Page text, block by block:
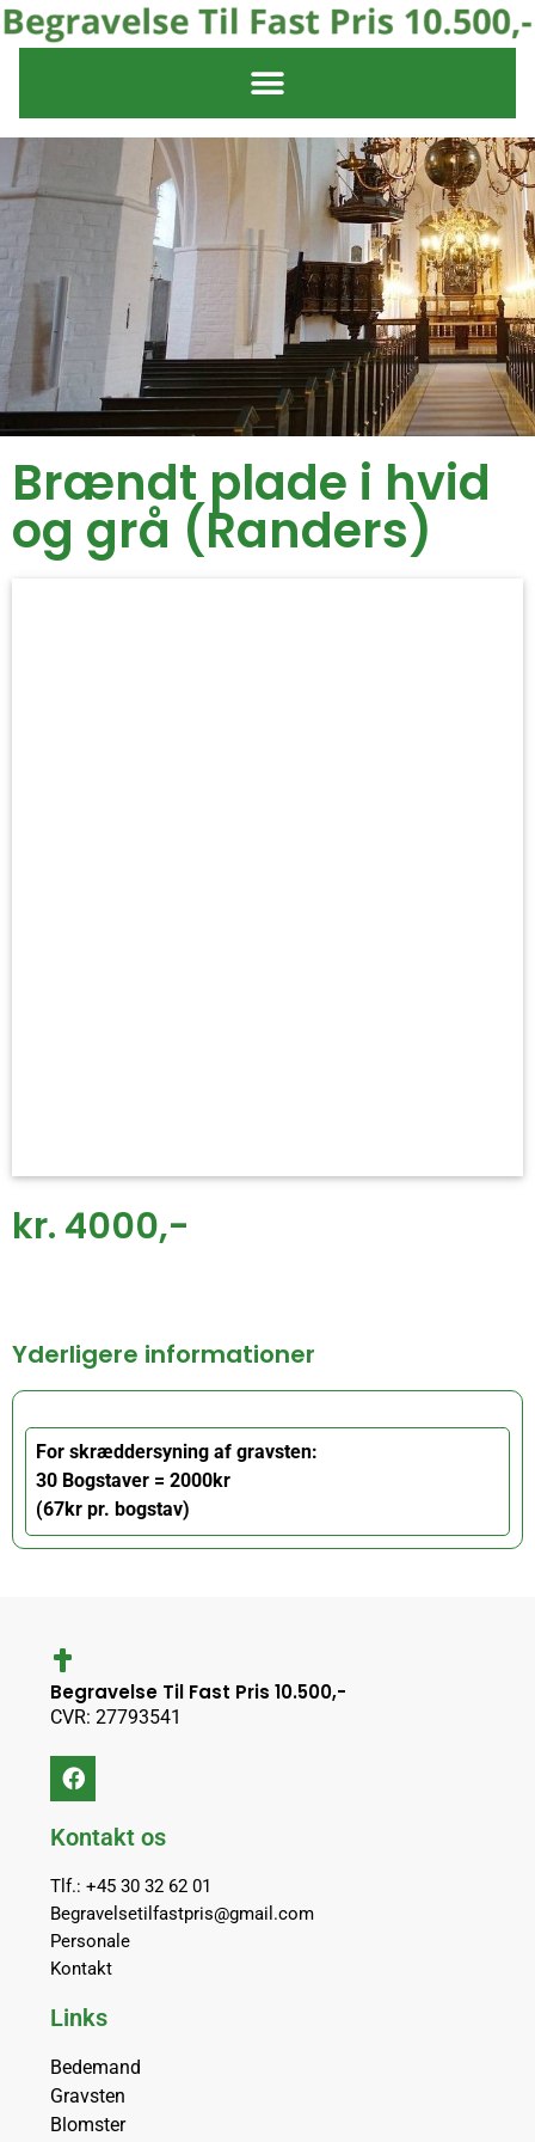
Brændt plade i hvid
og grå (Randers)
kr. 4000,-
Yderligere informationer
For skræddersyning af gravsten:
30 Bogstaver = 2000kr
(67kr pr. bogstav)
Begravelse Til Fast Pris 10.500,-
CVR: 27793541
Kontakt os
Tlf.: +45 30 32 62 01
Begravelsetilfastpris@gmail.com
Personale
Kontakt
Links
Bedemand
Gravsten
Blomster